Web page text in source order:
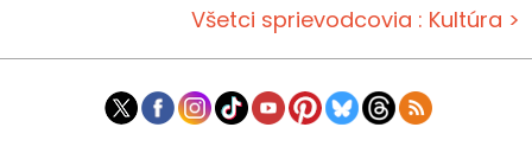
Všetci sprievodcovia : Kultúra >